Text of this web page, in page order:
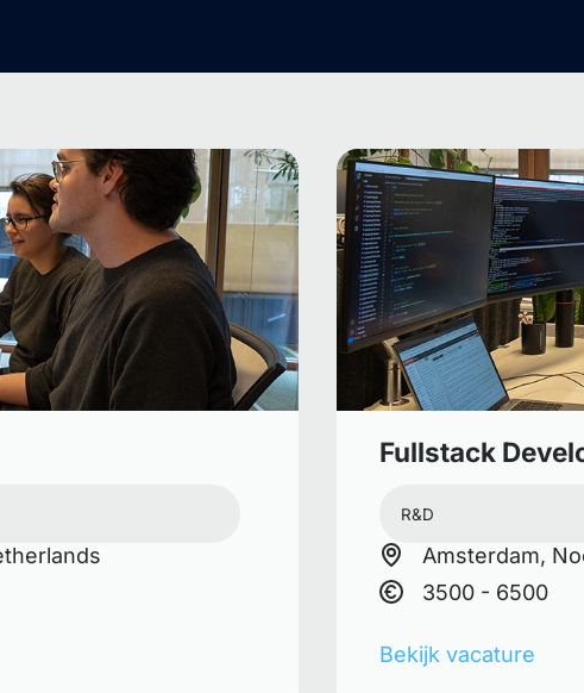
Fullstack
R&D
Amsterdam,
3500 - 6500
Bekijk vacature